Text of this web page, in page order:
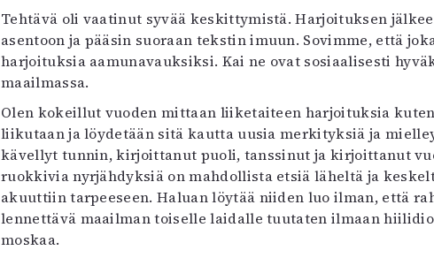
Tehtävä oli vaatinut syvää keskittymistä. Harjoituksen
asentoon ja pääsin suoraan tekstin imuun. Sovimme, että
harjoituksia aamunavauksiksi. Kai ne ovat sosiaalisesti
maailmassa.
Olen kokeillut vuoden mittaan liiketaiteen harjoituksia
liikutaan ja löydetään sitä kautta uusia merkityksiä ja
kävellyt tunnin, kirjoittanut puoli, tanssinut ja kirjoittanut
ruokkivia nyrjähdyksiä on mahdollista etsiä läheltä ja
akuuttiin tarpeeseen. Haluan löytää niiden luo ilman, että
lennettävä maailman toiselle laidalle tuutaten ilmaan
moskaa.